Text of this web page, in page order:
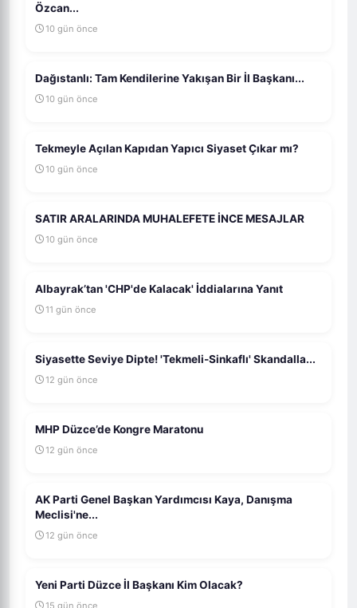
Özcan...
10 gün önce
Dağıstanlı: Tam Kendilerine Yakışan Bir İl Başkanı...
10 gün önce
Tekmeyle Açılan Kapıdan Yapıcı Siyaset Çıkar mı?
10 gün önce
SATIR ARALARINDA MUHALEFETE İNCE MESAJLAR
10 gün önce
Albayrak’tan 'CHP'de Kalacak' İddialarına Yanıt
11 gün önce
Siyasette Seviye Dipte! 'Tekmeli-Sinkaflı' Skandalla...
12 gün önce
MHP Düzce’de Kongre Maratonu
12 gün önce
AK Parti Genel Başkan Yardımcısı Kaya, Danışma
Meclisi'ne...
12 gün önce
Yeni Parti Düzce İl Başkanı Kim Olacak?
15 gün önce